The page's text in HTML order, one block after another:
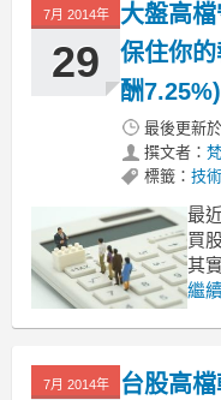
7月 2014年
29
大盤高
保住你
酬7.25%)
最後更新於
撰文者：
標籤： 技
最
買
其
一
如
繼
7月 2014年
台股高